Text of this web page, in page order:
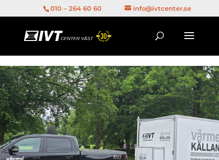
010 – 264 60 60 info@ivtcenter.se